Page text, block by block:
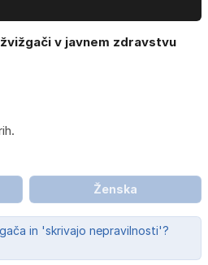
v javnem zdravstvu
Ženska
in 'skrivajo nepravilnosti'?